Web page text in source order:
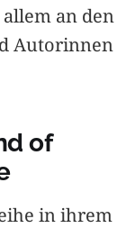
an den
Autorinnen
of
in ihrem